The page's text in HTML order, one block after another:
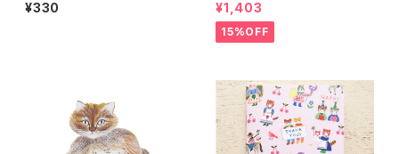
Mini Sticky memo Maya
¥330 ¥1,403
15%OFF